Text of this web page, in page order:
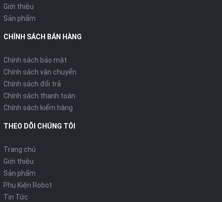
Giới thiệu
Sản phẩm
CHÍNH SÁCH BÁN HÀNG
Chính sách bảo mật
Chính sách vận chuyển
Chính sách đổi trả
Chính sách thanh toán
Chính sách kiểm hàng
THEO DÕI CHÚNG TÔI
Trang chủ
Giới thiệu
Sản phẩm
Phụ Kiện Robot
Tin Tức